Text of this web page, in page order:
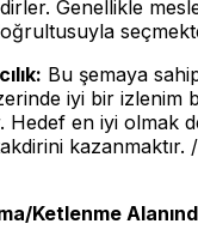
Genellikle
Bu şemaya
iyi bir izlenim
Hedef en iyi olmak
kazanmaktır. /
Ketlenme